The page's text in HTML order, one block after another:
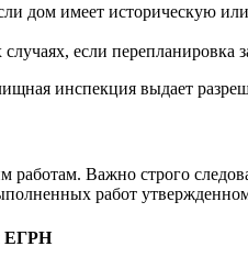
дом имеет историческую
если перепланировка
инспекция выдает
Важно строго
работ
ЕГРН